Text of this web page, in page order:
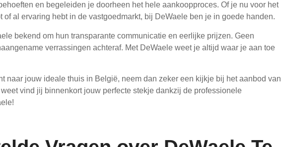
en begeleiden je doorheen het hele aankoopproces. Of je nu voor het
of al ervaring hebt in de vastgoedmarkt, bij DeWaele ben je in goede handen.
bekend om hun transparante communicatie en eerlijke prijzen. Geen
verrassingen achteraf. Met DeWaele weet je altijd waar je aan toe
naar jouw ideale thuis in België, neem dan zeker een kijkje bij het aanbod van
vind jij binnenkort jouw perfecte stekje dankzij de professionele